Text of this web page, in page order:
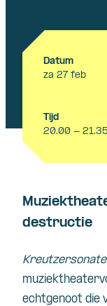
Datum
za 27 feb
Tijd
20.00 - 21.35
destructie
Kreutzersonate
echtgenoot die